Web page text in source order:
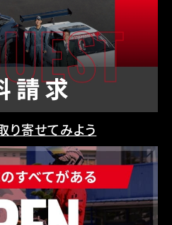
り寄せてみよう